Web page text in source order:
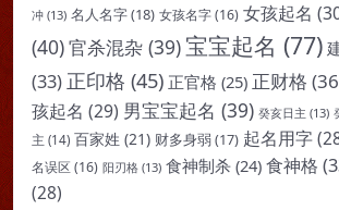
冲 (13) 名人名字(18) 女孩名字(16) 女孩起名
(40)官杀混杂 (39) 宝宝起名 (77)
(33) 正印格 (45) 正官格 (25) 正财格
孩起名 (29) 男宝宝起名 (39) 癸亥日主 (13)
主 (14) 百家姓 (21) 财多身弱(17) 起名用字
名误区 (16) 阳刃格 (13) 食神制杀 (24) 食神格
(28)